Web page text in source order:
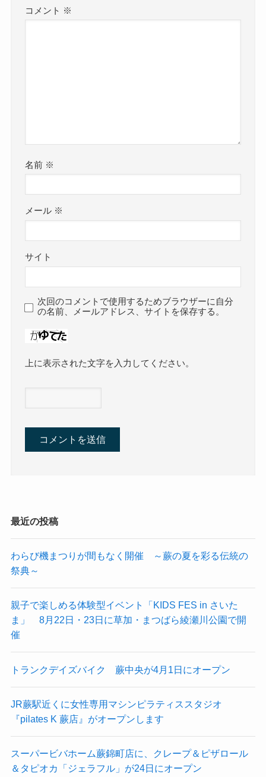
コメント ※
名前 ※
メール ※
サイト
次回のコメントで使用するためブラウザーに自分
の名前、メールアドレス、サイトを保存する。
上に表示された文字を入力してください。
最近の投稿
わらび機まつりが間もなく開催 ～蕨の夏を彩る伝統の
祭典～
親子で楽しめる体験型イベント「KIDS FES in さいた
ま」 8月22日・23日に草加・まつばら綾瀬川公園で開
催
トランクデイズバイク 蕨中央が4月1日にオープン
JR蕨駅近くに女性専用マシンピラティススタジオ
『pilates K 蕨店』がオープンします
スーパービバホーム蕨錦町店に、クレープ＆ピザロール
＆タピオカ「ジェラフル」が24日にオープン